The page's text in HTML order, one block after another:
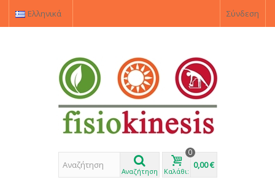
Ελληνικά Σύνδεση
Αναζήτηση Καλάθι:
0
0,00 €